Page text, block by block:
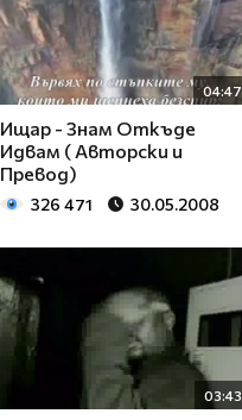
04:47
Ищар - Знам Откъде
Идвам ( Авторски и
Превод)
326 471 30.05.2008
03:43